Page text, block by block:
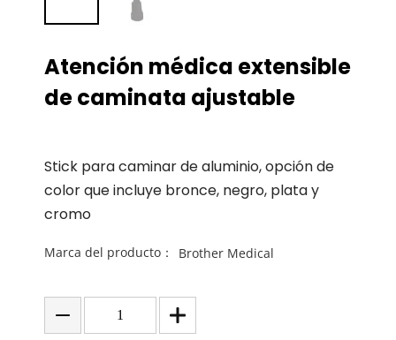
Atención médica extensible
de caminata ajustable
Stick para caminar de aluminio, opción de
color que incluye bronce, negro, plata y
cromo
Marca del producto： Brother Medical